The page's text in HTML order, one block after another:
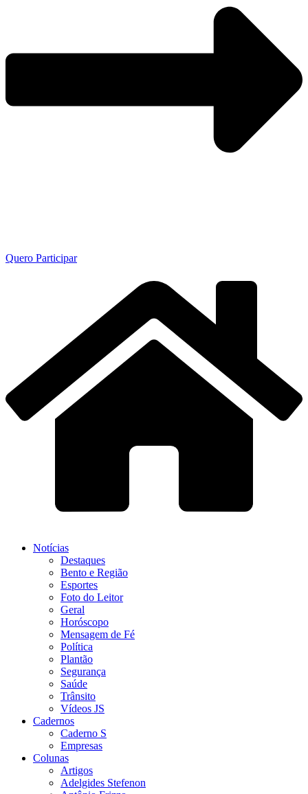
Quero Participar
Notícias
Destaques
Bento e Região
Esportes
Foto do Leitor
Geral
Horóscopo
Mensagem de Fé
Política
Plantão
Segurança
Saúde
Trânsito
Vídeos JS
Cadernos
Caderno S
Empresas
Colunas
Artigos
Adelgides Stefenon